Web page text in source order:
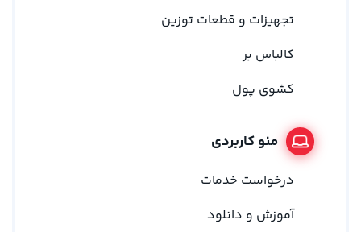
تجهیزات و قطعات توزین
کالباس بر
کشوی پول
منو کاربردی
درخواست خدمات
آموزش و دانلود